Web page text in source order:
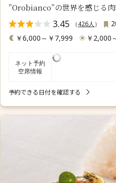
”Orobianco”の世界を感じる
3.45 （426人 ）
￥6,000～￥7,999
￥2,000
ネット予約
空席情報
予約できる日付を確認する